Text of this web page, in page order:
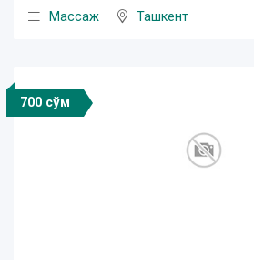
Массаж
Ташкент
700 сўм